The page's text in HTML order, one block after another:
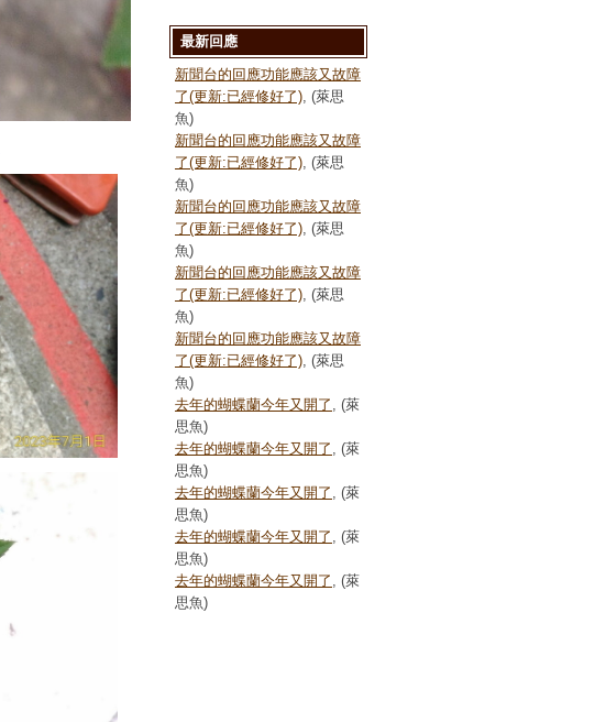
最新回應
新聞台的回應功能應該又故障
了(更新:已經修好了) , (萊思
魚)
新聞台的回應功能應該又故障
了(更新:已經修好了) , (萊思
魚)
新聞台的回應功能應該又故障
了(更新:已經修好了) , (萊思
魚)
新聞台的回應功能應該又故障
了(更新:已經修好了) , (萊思
魚)
新聞台的回應功能應該又故障
了(更新:已經修好了) , (萊思
魚)
去年的蝴蝶蘭今年又開了
, (萊
思魚)
去年的蝴蝶蘭今年又開了
, (萊
思魚)
去年的蝴蝶蘭今年又開了
, (萊
思魚)
去年的蝴蝶蘭今年又開了
, (萊
思魚)
去年的蝴蝶蘭今年又開了
, (萊
思魚)